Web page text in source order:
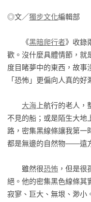
──《黑暗爬行者》
【系列特色介紹】
★克蘇魯神話是在上世紀
作品為開端，
創作世界觀。
其中的創作核心「無以名
自外太空的邪神」等等，
成為日後恐怖創作的重要
不管是西方的尼爾‧蓋
三，
全都受其影響，而有許多
◎文／獨步文化編輯部
《黑暗爬行者》收錄
歡。沒什麼具體情節，就
度目睹夢中的東西，故事
「恐怖」更偏向人真的
大海 上航行的老人
不見的船；或是陌生大地
路，密集黑線條讓我第
都是無邊的自然物——遠
雖然很恐怖 ，但是
絕。他的密集黑色線條其
寂寥、巨大、無垠、渺小